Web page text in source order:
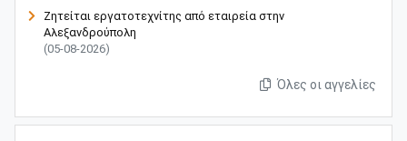
Ζητείται εργατοτεχνίτης από εταιρεία στην
Αλεξανδρούπολη
(05-08-2026)
Όλες οι αγγελίες